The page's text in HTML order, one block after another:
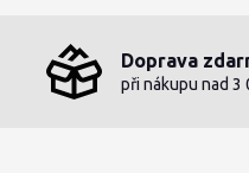
Doprava
při nákupu nad 3